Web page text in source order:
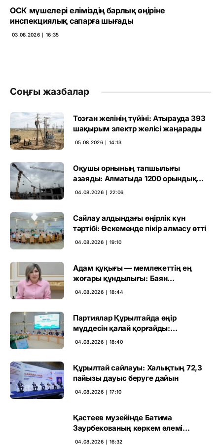
ОСК мүшелері еліміздің барлық өңіріне
инспекциялық сапарға шығады
03.08.2026 ∣ 16:35
Соңғы жазбалар
Тозған желінің түйіні: Атырауда 393
шақырым электр желісі жаңарады
05.08.2026 ∣ 14:13
Оқушы орнының тапшылығы
азаяды: Алматыда 1200 орындық
мектеп салынып жатыр
04.08.2026 ∣ 22:06
Сайлау алдындағы өңірлік күн
тәртібі: Өскеменде пікір алмасу өтті
04.08.2026 ∣ 19:10
Адам құқығы — мемлекеттің ең
жоғары құндылығы: Баян
Жалмағанбетова
04.08.2026 ∣ 18:44
Партиялар Құрылтайда өңір
мүддесін қалай қорғайды:
сарапшылар талқылауы
04.08.2026 ∣ 18:40
Құрылтай сайлауы: Халықтың 72,3
пайызы дауыс беруге дайын
04.08.2026 ∣ 17:10
Қастеев музейінде Батима
Заурбекованың көркем әлемі
ашылады
04.08.2026 ∣ 16:32